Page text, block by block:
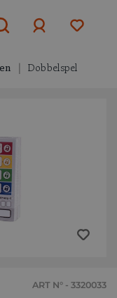
Dobbelspel
ART N° - 3320033